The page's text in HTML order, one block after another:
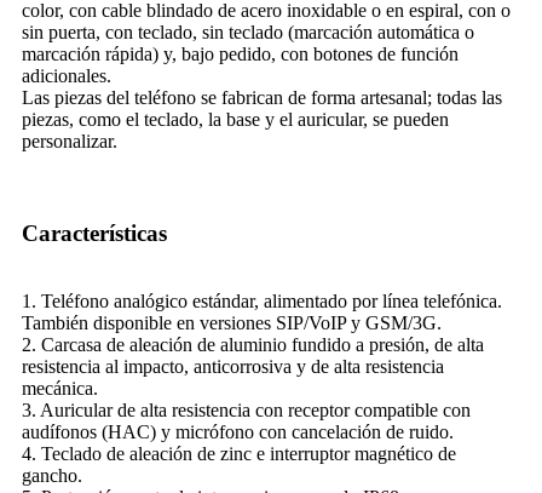
color, con cable blindado de acero inoxidable o en espiral, con o
sin puerta, con teclado, sin teclado (marcación automática o
marcación rápida) y, bajo pedido, con botones de función
adicionales.
Las piezas del teléfono se fabrican de forma artesanal; todas las
piezas, como el teclado, la base y el auricular, se pueden
personalizar.
Características
1. Teléfono analógico estándar, alimentado por línea telefónica.
También disponible en versiones SIP/VoIP y GSM/3G.
2. Carcasa de aleación de aluminio fundido a presión, de alta
resistencia al impacto, anticorrosiva y de alta resistencia
mecánica.
3. Auricular de alta resistencia con receptor compatible con
audífonos (HAC) y micrófono con cancelación de ruido.
4. Teclado de aleación de zinc e interruptor magnético de
gancho.